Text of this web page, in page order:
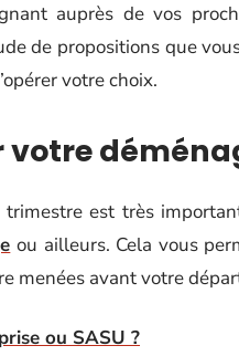
auprès de vos
de propositions que
votre choix.
votre
est très
ou ailleurs. Cela vous
menées avant votre
ou SASU ?